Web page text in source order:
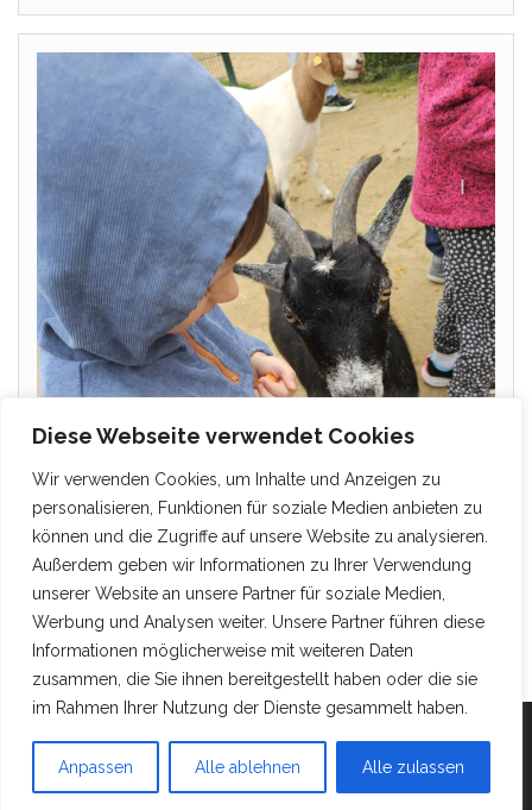
Diese Webseite verwendet Cookies
Wir verwenden Cookies, um Inhalte und Anzeigen zu
personalisieren, Funktionen für soziale Medien anbieten zu
können und die Zugriffe auf unsere Website zu analysieren.
Außerdem geben wir Informationen zu Ihrer Verwendung
unserer Website an unsere Partner für soziale Medien,
Werbung und Analysen weiter. Unsere Partner führen diese
Informationen möglicherweise mit weiteren Daten
zusammen, die Sie ihnen bereitgestellt haben oder die sie
im Rahmen Ihrer Nutzung der Dienste gesammelt haben.
Anpassen Alle ablehnen Alle zulassen
Mit Stolz präsentiert vonWordPress |Theme:Head
Blog